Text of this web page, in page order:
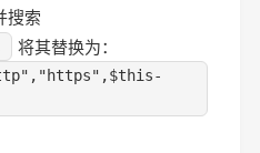
搜索
将其替换为：